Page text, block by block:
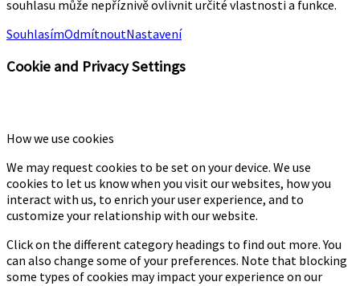
souhlasu může nepříznivě ovlivnit určité vlastnosti a funkce.
SouhlasímOdmítnoutNastavení
Cookie and Privacy Settings
How we use cookies
We may request cookies to be set on your device. We use
cookies to let us know when you visit our websites, how you
interact with us, to enrich your user experience, and to
customize your relationship with our website.
Click on the different category headings to find out more. You
can also change some of your preferences. Note that blocking
some types of cookies may impact your experience on our